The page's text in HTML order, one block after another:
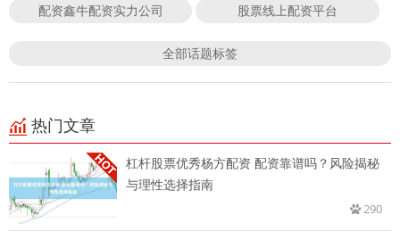
配资鑫牛配资实力公司 股票线上配资平台
全部话题标签
热门文章
杠杆股票优秀杨方配资 配资靠谱吗？风险揭秘
与理性选择指南
290